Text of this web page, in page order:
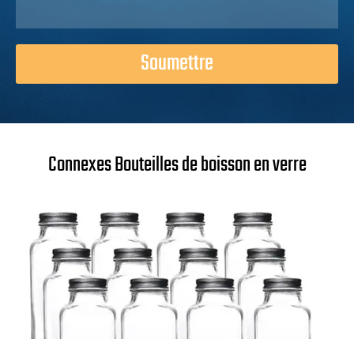
Soumettre
Connexes Bouteilles de boisson en verre